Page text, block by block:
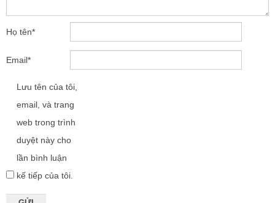
Họ tên*
Email*
Lưu tên của tôi,
email, và trang
web trong trình
duyệt này cho
lần bình luận
kế tiếp của tôi.